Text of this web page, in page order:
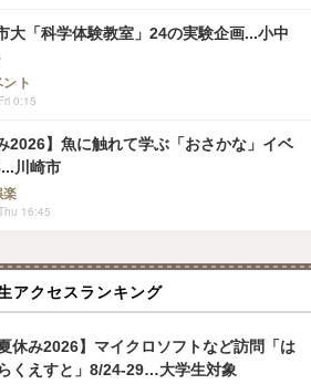
大「科学体験教室」24の実験企画...小中
ト
0:15
2026】魚に触れて学ぶ「おさかな」イベ
川崎市
楽
16:45
アクセスランキング
夏休み2026】マイクロソフトなど訪問「は
くえすと」8/24-29…大学生対象